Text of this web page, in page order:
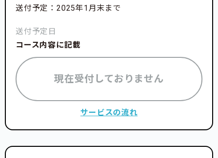
送付予定：2025年1月末まで
送付予定日
コース内容に記載
現在受付しておりません
サービスの流れ